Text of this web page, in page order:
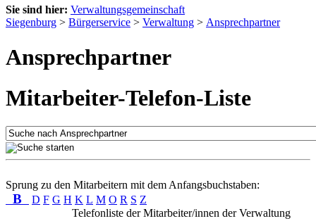
Sie sind hier: Verwaltungsgemeinschaft
Siegenburg > Bürgerservice > Verwaltung > Ansprechpartner
Ansprechpartner
Mitarbeiter-Telefon-Liste
Sprung zu den Mitarbeitern mit dem Anfangsbuchstaben:
B D F G H K L M O R S Z
Telefonliste der Mitarbeiter/innen der Verwaltung